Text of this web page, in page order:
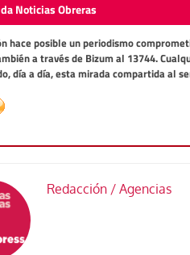
Noticias Obreras
hace posible un periodismo
a través de Bizum al 13744.
día a día, esta mirada compartida al
Redacción / Agencias